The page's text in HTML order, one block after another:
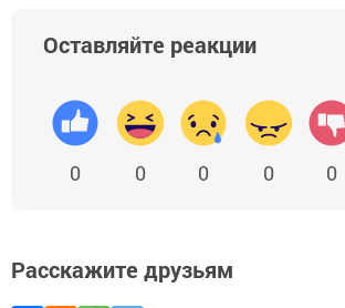
Оставляйте реакции
0 0 0 0 0
Расскажите друзьям